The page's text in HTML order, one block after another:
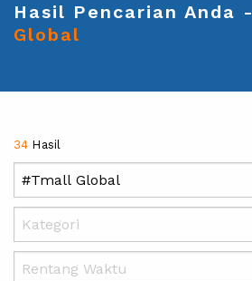
Hasil Pencarian Anda -
Global
34 Hasil